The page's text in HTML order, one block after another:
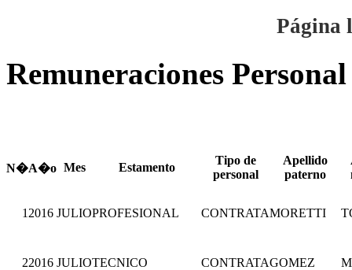
Página
Remuneraciones
N�A�o Mes Estamento
Tipo de
personal
Apellido
paterno
1 2016 JULIOPROFESIONAL CONTRATAMORETTI
22016 JULIOTECNICO CONTRATAGOMEZ